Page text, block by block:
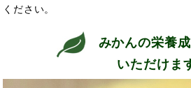
ください。
みかんの栄養
いただけま